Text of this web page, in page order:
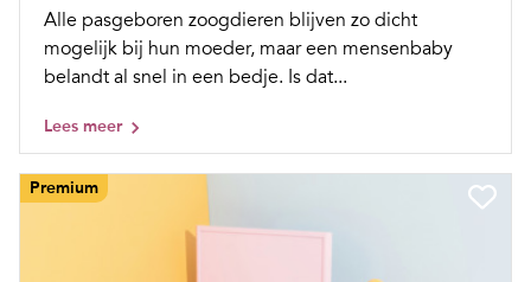
Alle pasgeboren zoogdieren blijven zo dicht
mogelijk bij hun moeder, maar een mensenbaby
belandt al snel in een bedje. Is dat...
Lees meer
Premium